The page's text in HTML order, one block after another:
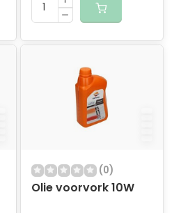
(0)
Olie voorvork 10W